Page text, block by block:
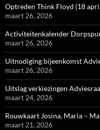
Optreden Think Floyd (18
maart 26, 2026
Activiteitenkalender
maart 26, 2026
Uitnodiging bijeenkomst
maart 26, 2026
Uitslag verkiezingen
maart 24, 2026
Rouwkaart Josina, Maria –
maart 21, 2026